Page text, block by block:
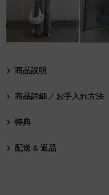
商品説明
商品詳細 / お手入れ方法
特典
配送 & 返品